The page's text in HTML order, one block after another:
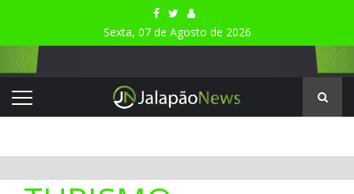
Sexta, 07 de Agosto de 2026